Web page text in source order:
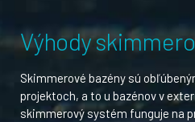
Výhody
Skimmerové bazény sú
projektoch, a to u bazénov v
skimmerový systém funguje na